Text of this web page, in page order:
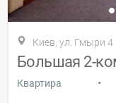
Киев, ул. Гмыри 4
Большая 2-
Квартира •